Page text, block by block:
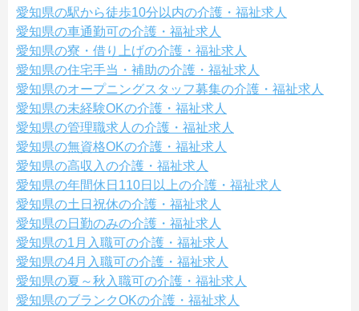
愛知県の駅から徒歩10分以内の介護・福祉求人
愛知県の車通勤可の介護・福祉求人
愛知県の寮・借り上げの介護・福祉求人
愛知県の住宅手当・補助の介護・福祉求人
愛知県のオープニングスタッフ募集の介護・福祉求人
愛知県の未経験OKの介護・福祉求人
愛知県の管理職求人の介護・福祉求人
愛知県の無資格OKの介護・福祉求人
愛知県の高収入の介護・福祉求人
愛知県の年間休日110日以上の介護・福祉求人
愛知県の土日祝休の介護・福祉求人
愛知県の日勤のみの介護・福祉求人
愛知県の1月入職可の介護・福祉求人
愛知県の4月入職可の介護・福祉求人
愛知県の夏～秋入職可の介護・福祉求人
愛知県のブランクOKの介護・福祉求人